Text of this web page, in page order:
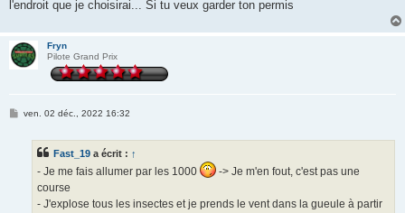
l'endroit que je choisirai... Si tu veux garder ton permis
Fryn
Pilote Grand Prix
Mven. 02 déc., 2022 16:32
Fast_19 a écrit : ↑
- Je me fais allumer par les 1000
-> Je m'en fout, c'est pas une
course
- J'explose tous les insectes et je prends le vent dans la gueule à partir